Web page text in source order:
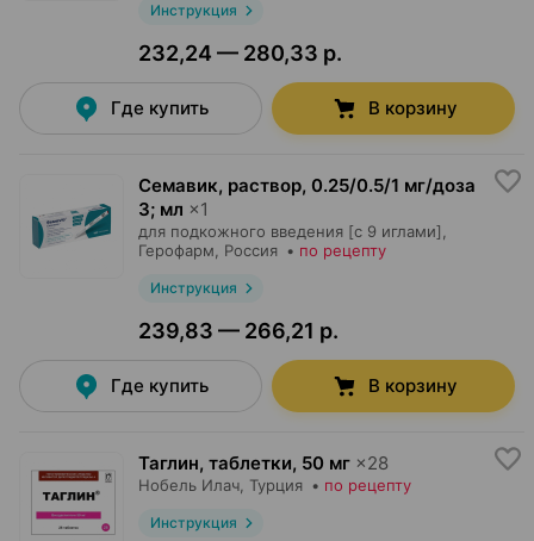
Инструкция
232,24 — 280,33 р.
Где купить В корзину
Семавик, раствор, 0.25/0.5/1 мг/доза
3; мл ×1
для подкожного введения [c 9 иглами],
Герофарм , Россия • по рецепту
Инструкция
239,83 — 266,21 р.
Где купить В корзину
Таглин, таблетки, 50 мг ×28
Нобель Илач , Турция • по рецепту
Инструкция